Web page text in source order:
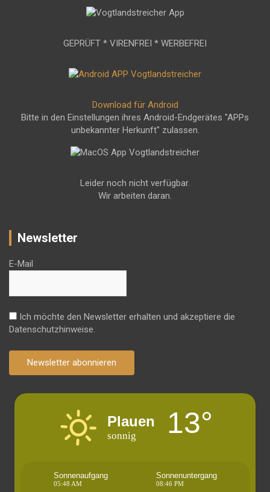
GEPRÜFT * VIRENFREI * WERBEFREI
Download für Android
Bitte in den Einstellungen ihres Android-Endgerätes "APPs
unbekannter Herkunft" zulassen.
Leider noch nicht verfügbar.
Wir arbeiten daran.
Newsletter
E-Mail
Ich möchte den Newsletter erhalten und akzeptiere die
Datenschutzhinweise.
Newsletter abonnieren
Plauen
sonnig 13°
Sonnenaufgang
05:48 AM
Sonnenuntergang
08:46 PM